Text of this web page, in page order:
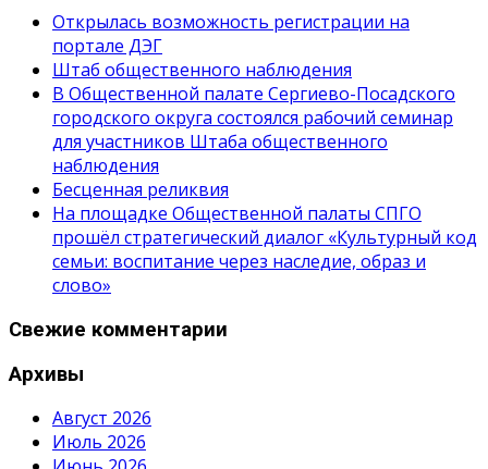
Открылась возможность регистрации на
портале ДЭГ
Штаб общественного наблюдения
В Общественной палате Сергиево-Посадского
городского округа состоялся рабочий семинар
для участников Штаба общественного
наблюдения
Бесценная реликвия
На площадке Общественной палаты СПГО
прошёл стратегический диалог «Культурный код
семьи: воспитание через наследие, образ и
слово»
Свежие комментарии
Архивы
Август 2026
Июль 2026